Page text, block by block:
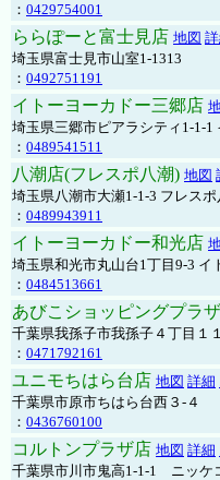
： 0429754001
ららぽーと富士見店 地図
埼玉県富士見市山室1-1313
： 0492751191
イトーヨーカドー三郷店
埼玉県三郷市ピアラシティ1-1-
： 0489541511
八潮店(フレスポ八潮) 地図
埼玉県八潮市大瀬1-1-3 フレスポ
： 0489943911
イトーヨーカドー和光店
埼玉県和光市丸山台1丁目9-3 イ
： 0484513661
あびこショッピングプラ
千葉県我孫子市我孫子４丁目
： 0471792161
ユニモちはら台店 地図 詳細
千葉県市原市ちはら台西３-４
： 0436760100
コルトンプラザ店 地図 詳細
千葉県市川市鬼高1-1-1 ニッケ